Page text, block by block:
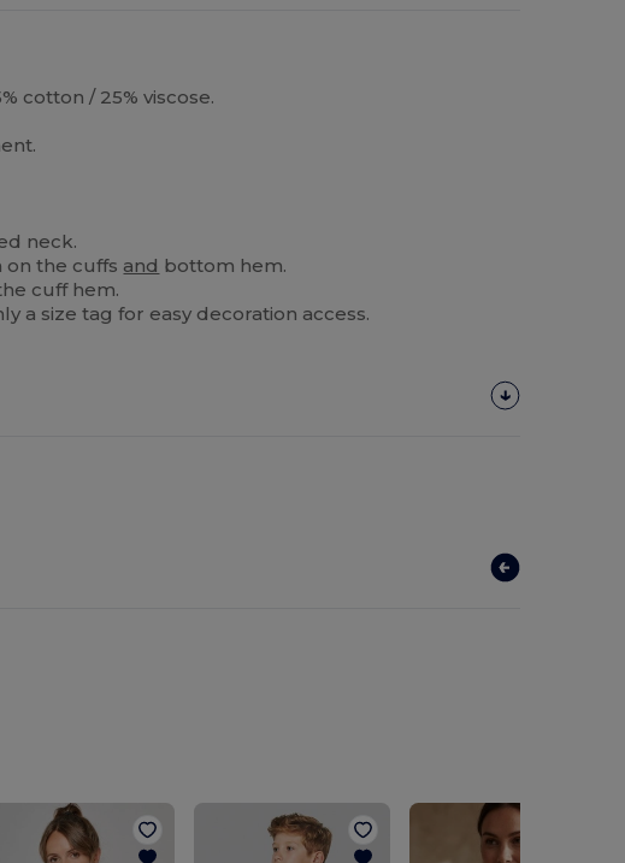
cotton / 25% viscose.
neck.
on the cuffs and bottom hem.
cuff hem.
a size tag for easy decoration access.